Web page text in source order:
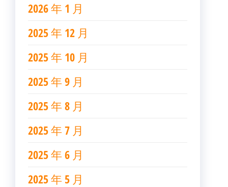
2026 年 1 月
2025 年 12 月
2025 年 10 月
2025 年 9 月
2025 年 8 月
2025 年 7 月
2025 年 6 月
2025 年 5 月